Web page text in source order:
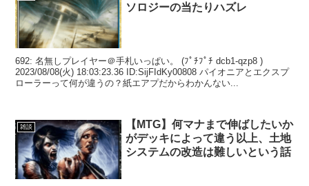
ソロジーの当たりハズレ
692: 名無しプレイヤー＠手札いっぱい。 (ﾌﾟﾁﾌﾟﾁ dcb1-qzp8 )
2023/08/08(火) 18:03:23.36 ID:SijFIdKy00808 パイオニアとエクスプ
ローラーって何が違うの？紙エアプだからわかんない...
雑談
【MTG】何マナまで伸ばしたいか
がデッキによって違う以上、土地
システムの改造は難しいという話